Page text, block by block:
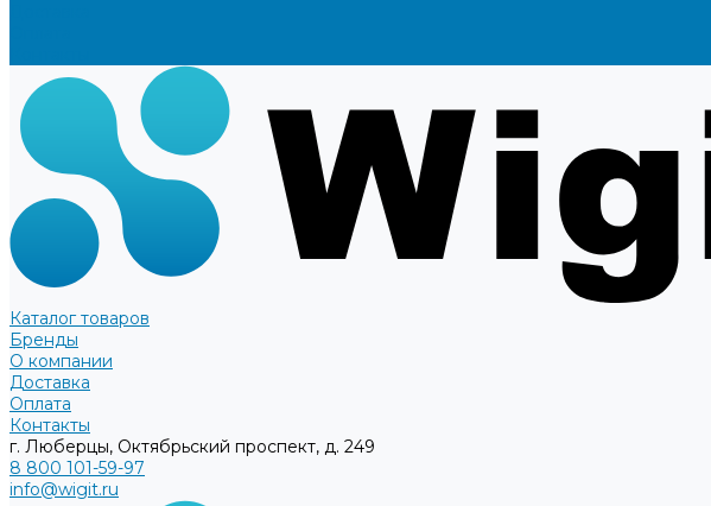
Каталог товаров
Бренды
О компании
Доставка
Оплата
Контакты
г. Люберцы, Октябрьский проспект, д. 249
8 800 101-59-97
info@wigit.ru